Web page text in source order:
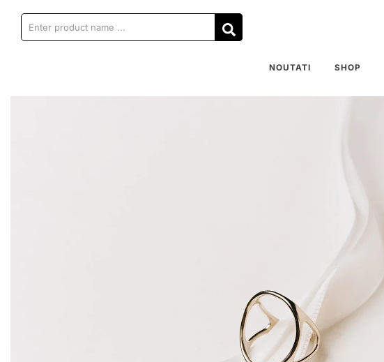
NOUTATI SHOP